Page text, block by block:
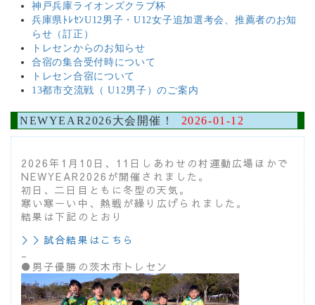
神戸兵庫ライオンズクラブ杯
兵庫県ﾄﾚｾﾝU12男子・U12女子追加選考会、推薦者のお知
らせ（訂正）
トレセンからのお知らせ
合宿の集合受付時について
トレセン合宿について
13都市交流戦（ U12男子）のご案内
NEWYEAR2026大会開催！ 2026-01-12
2026年1月10日、11日しあわせの村運動広場ほかで
NEWYEAR2026が開催されました。
初日、二日目ともに冬型の天気。
寒い寒ーい中、熱戦が繰り広げられました。
結果は下記のとおり
＞＞試合結果はこちら
_
●男子優勝の茨木市トレセン